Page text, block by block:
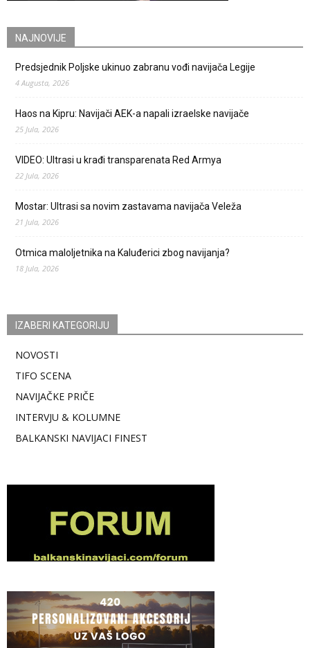
NAJNOVIJE
Predsjednik Poljske ukinuo zabranu vođi navijača Legije
4 Augusta, 2026
Haos na Kipru: Navijači AEK-a napali izraelske navijače
25 Jula, 2026
VIDEO: Ultrasi u krađi transparenata Red Armya
22 Jula, 2026
Mostar: Ultrasi sa novim zastavama navijača Veleža
21 Jula, 2026
Otmica maloljetnika na Kaluđerici zbog navijanja?
18 Jula, 2026
IZABERI KATEGORIJU
NOVOSTI
TIFO SCENA
NAVIJAČKE PRIČE
INTERVJU & KOLUMNE
BALKANSKI NAVIJACI FINEST